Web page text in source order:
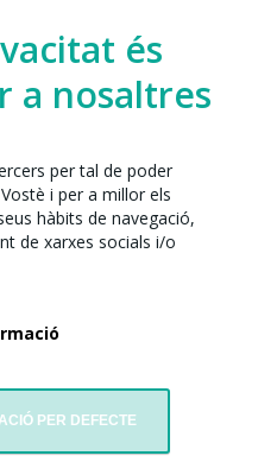
és
a nosaltres
per tal de poder
i per a millor els
hàbits de navegació,
de xarxes socials i/o
PER DEFECTE